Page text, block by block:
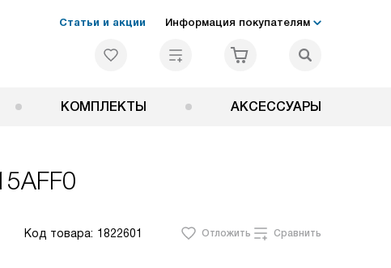
Статьи и акции Информация покупателям
КОМПЛЕКТЫ АКСЕССУАРЫ
Код товара: 1822601 Отложить Сравнить